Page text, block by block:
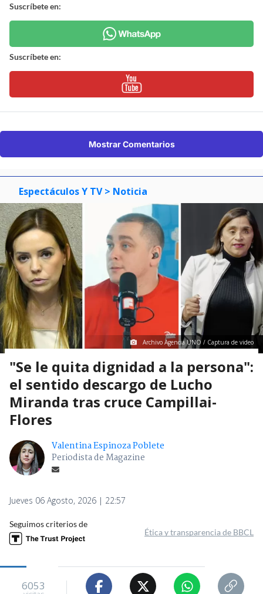
Suscríbete en:
Suscríbete en:
Mostrar Comentarios
Espectáculos Y TV > Noticia
Archivo Agencia UNO / Captura de video
"Se le quita dignidad a la persona":
el sentido descargo de Lucho
Miranda tras cruce Campillai-
Flores
Valentina Espinoza Poblete
Periodista de Magazine
Jueves 06 Agosto, 2026 | 22:57
Seguimos criterios de
Ética y transparencia de BBCL
6053